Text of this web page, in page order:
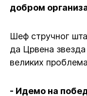
добром
Шеф стручног
да Црвена
великих
- Идемо на